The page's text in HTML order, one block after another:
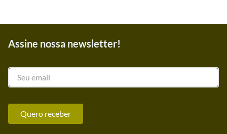
Assine nossa newsletter!
Quero receber